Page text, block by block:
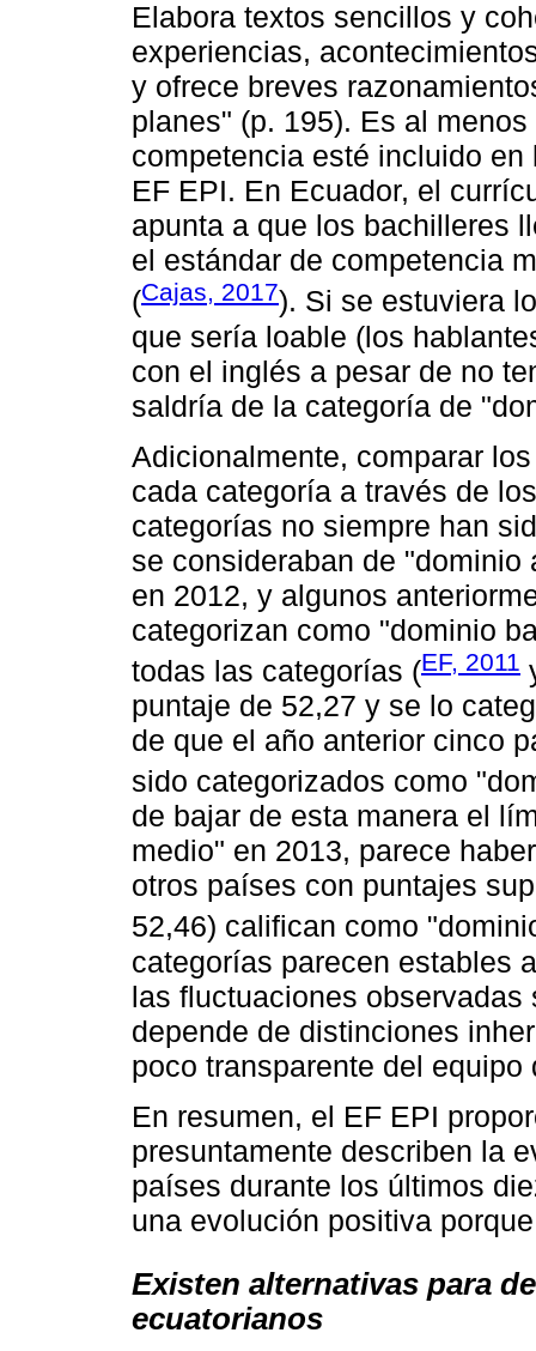
Elabora textos sencillos y
experiencias,
y ofrece breves
planes" (p. 195). Es al
competencia esté incluido
EF EPI. En Ecuador, el
apunta a que los bachilleres
el estándar de competencia
(Cajas, 2017). Si se estuviera
que sería loable (los
con el inglés a pesar de no
saldría de la categoría de
Adicionalmente, comparar
cada categoría a través de
categorías no siempre han
se consideraban de
en 2012, y algunos
categorizan como "dominio
todas las categorías (EF, 2011
puntaje de 52,27 y se lo
de que el año anterior cinco
sido categorizados como
de bajar de esta manera el
medio" en 2013, parece
otros países con puntajes
52,46) califican como
categorías parecen estables
las fluctuaciones
depende de distinciones
poco transparente del equipo
En resumen, el EF EPI
presuntamente describen la
países durante los últimos
una evolución positiva
Existen alternativas para
ecuatorianos